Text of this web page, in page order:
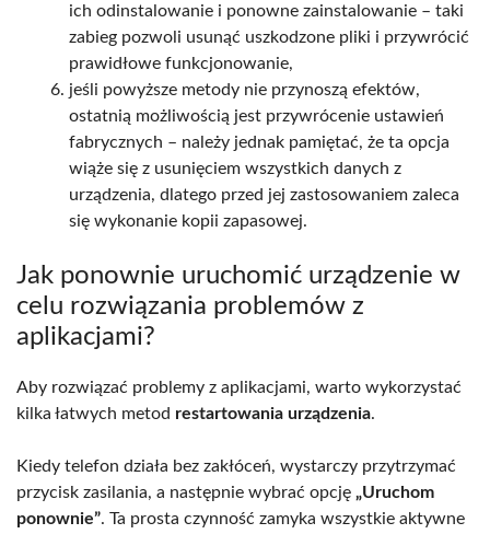
ich odinstalowanie i ponowne zainstalowanie – taki
zabieg pozwoli usunąć uszkodzone pliki i przywrócić
prawidłowe funkcjonowanie,
jeśli powyższe metody nie przynoszą efektów,
ostatnią możliwością jest przywrócenie ustawień
fabrycznych – należy jednak pamiętać, że ta opcja
wiąże się z usunięciem wszystkich danych z
urządzenia, dlatego przed jej zastosowaniem zaleca
się wykonanie kopii zapasowej.
Jak ponownie uruchomić urządzenie w
celu rozwiązania problemów z
aplikacjami?
Aby rozwiązać problemy z aplikacjami, warto wykorzystać
kilka łatwych metod restartowania urządzenia.
Kiedy telefon działa bez zakłóceń, wystarczy przytrzymać
przycisk zasilania, a następnie wybrać opcję „Uruchom
ponownie”. Ta prosta czynność zamyka wszystkie aktywne